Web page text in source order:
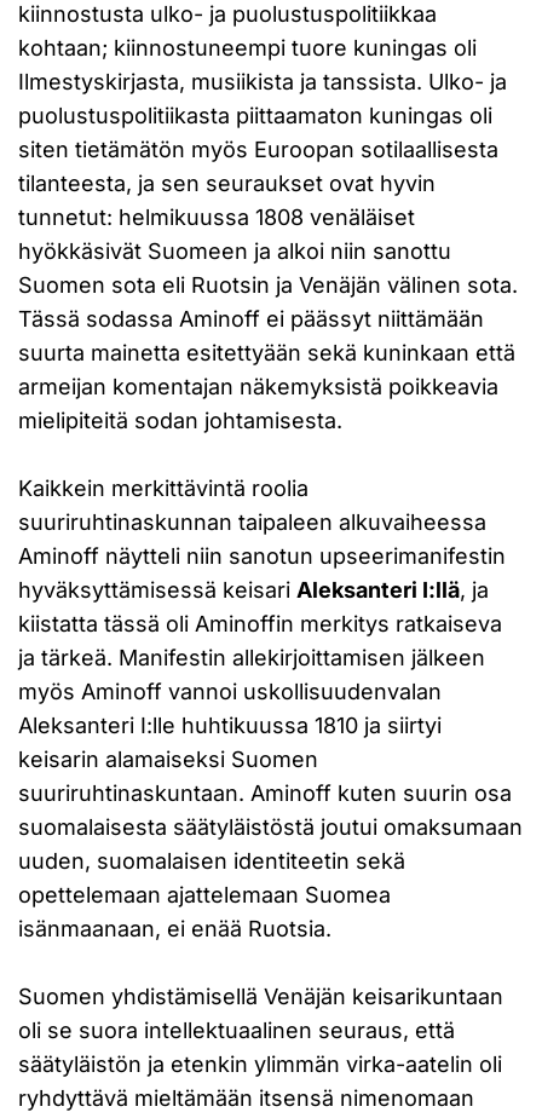
kiinnostusta ulko- ja puolustuspolitiikkaa
kohtaan; kiinnostuneempi tuore kuningas oli
Ilmestyskirjasta, musiikista ja tanssista. Ulko- ja
puolustuspolitiikasta piittaamaton kuningas oli
siten tietämätön myös Euroopan sotilaallisesta
tilanteesta, ja sen seuraukset ovat hyvin
tunnetut: helmikuussa 1808 venäläiset
hyökkäsivät Suomeen ja alkoi niin sanottu
Suomen sota eli Ruotsin ja Venäjän välinen sota.
Tässä sodassa Aminoff ei päässyt niittämään
suurta mainetta esitettyään sekä kuninkaan että
armeijan komentajan näkemyksistä poikkeavia
mielipiteitä sodan johtamisesta.
Kaikkein merkittävintä roolia
suuriruhtinaskunnan taipaleen alkuvaiheessa
Aminoff näytteli niin sanotun upseerimanifestin
hyväksyttämisessä keisari Aleksanteri I:llä, ja
kiistatta tässä oli Aminoffin merkitys ratkaiseva
ja tärkeä. Manifestin allekirjoittamisen jälkeen
myös Aminoff vannoi uskollisuudenvalan
Aleksanteri I:lle huhtikuussa 1810 ja siirtyi
keisarin alamaiseksi Suomen
suuriruhtinaskuntaan. Aminoff kuten suurin osa
suomalaisesta säätyläistöstä joutui omaksumaan
uuden, suomalaisen identiteetin sekä
opettelemaan ajattelemaan Suomea
isänmaanaan, ei enää Ruotsia.
Suomen yhdistämisellä Venäjän keisarikuntaan
oli se suora intellektuaalinen seuraus, että
säätyläistön ja etenkin ylimmän virka-aatelin oli
ryhdyttävä mieltämään itsensä nimenomaan